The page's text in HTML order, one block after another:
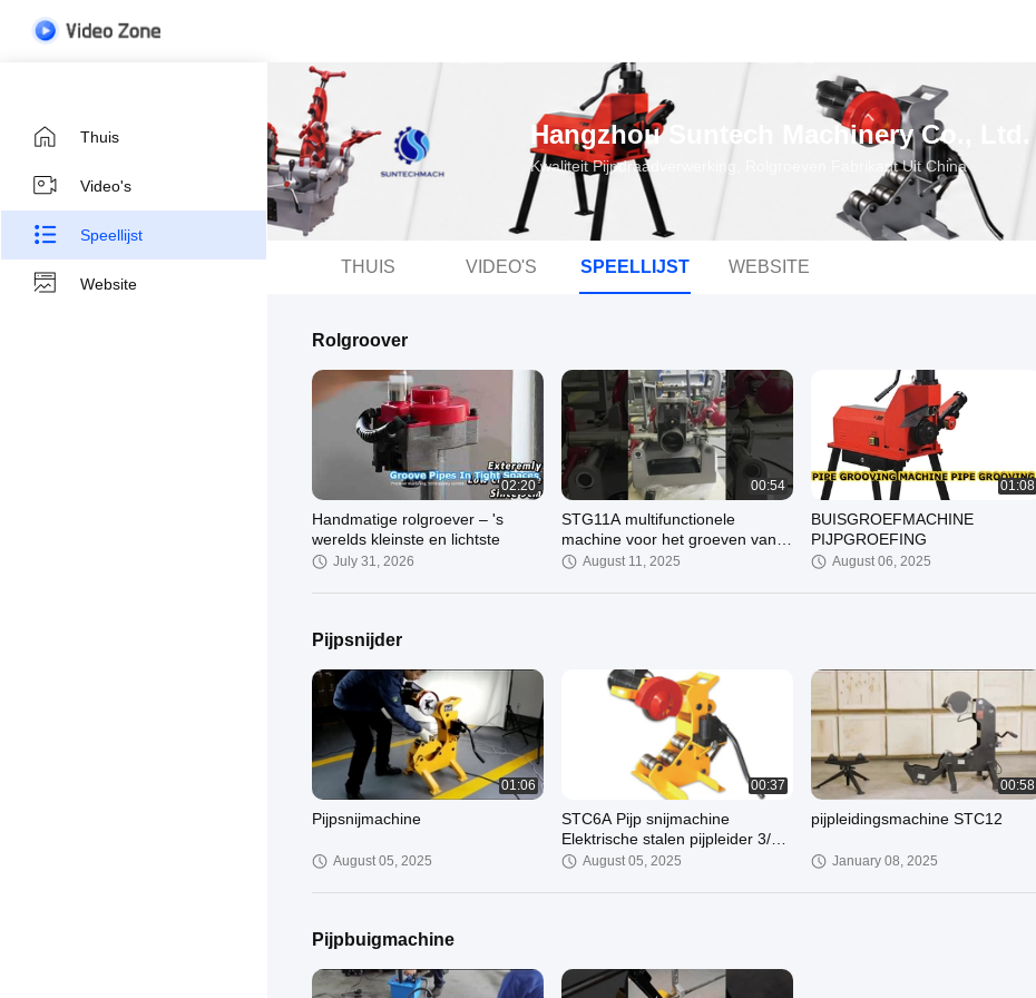
Thuis
Video's
Speellijst
Website
Hangzhou Suntech Machinery Co., Ltd.
Kwaliteit Pijpdraadverwerking, Rolgroeven Fabrikant Uit China
THUIS VIDEO'S SPEELLIJST WEBSITE
Rolgroover
02:20
Handmatige rolgroever – 's
werelds kleinste en lichtste
July 31, 2026
00:54
STG11A multifunctionele
machine voor het groeven van
buizen 3/4"-8"
August 11, 2025
01:08
BUISGROEFMACHINE
PIJPGROEFING
August 06, 2025
02:01
HZ Suntech pijpleiding STC24A
October 09, 2024
HZ Suntech rollen groefmachine
October 06, 2024
02:09
HZ Suntech rollen groeifmachine
STG24Z
October 06, 2024
Pijpsnijder
01:06
Pijpsnijmachine
August 05, 2025
00:37
STC6A Pijp snijmachine
Elektrische stalen pijpleider 3/8"
- 2" Φ16 - Φ60
August 05, 2025
00:58
pijpleidingsmachine STC12
January 08, 2025
Pijpbuigmachine